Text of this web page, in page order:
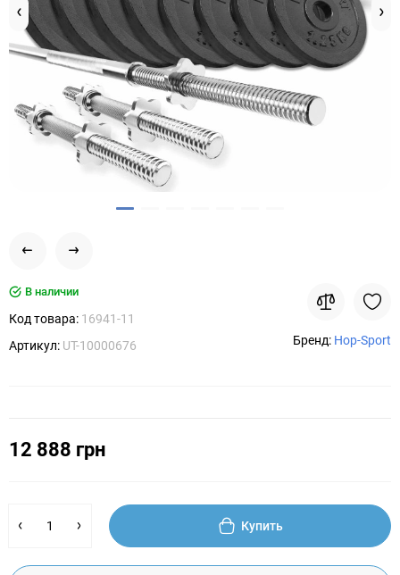
В наличии
Код товара: 16941-11
Артикул: UT-10000676 Бренд: Hop-Sport
12 888 грн
Купить